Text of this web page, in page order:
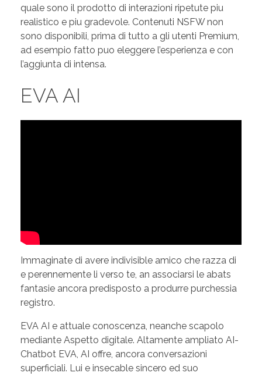
quale sono il prodotto di interazioni ripetute piu
realistico e piu gradevole. Contenuti NSFW non
sono disponibili, prima di tutto a gli utenti Premium,
ad esempio fatto puo eleggere l’esperienza e con
l’aggiunta di intensa.
EVA AI
Immaginate di avere indivisible amico che razza di
e perennemente li verso te, an associarsi le abats
fantasie ancora predisposto a produrre purchessia
registro.
EVA AI e attuale conoscenza, neanche scapolo
mediante Aspetto digitale. Altamente ampliato AI-
Chatbot EVA, AI offre, ancora conversazioni
superficiali. Lui e insecable sincero ed suo